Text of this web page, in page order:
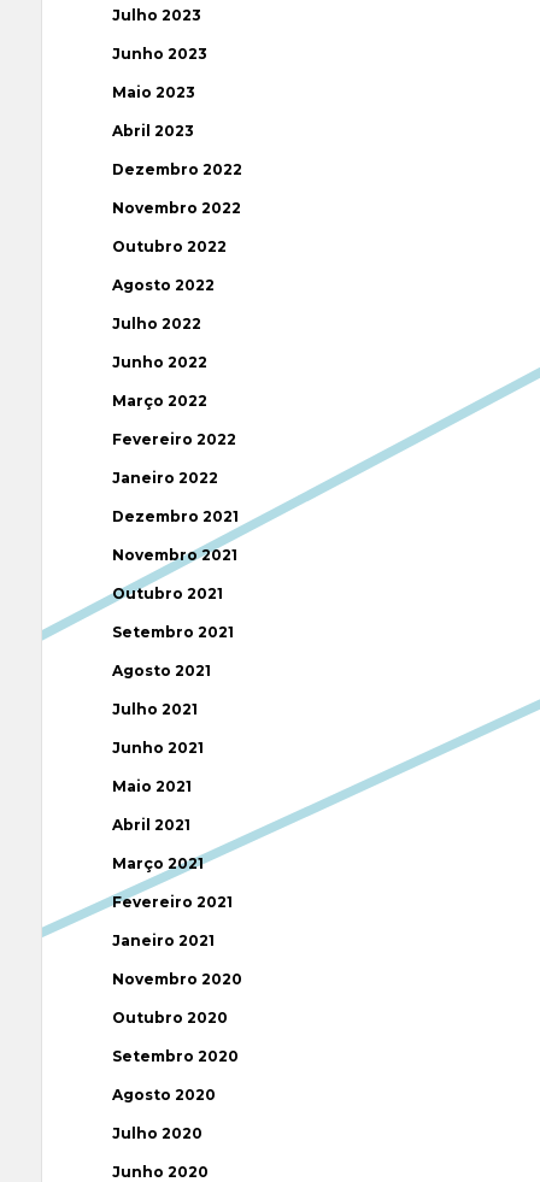
Julho 2023
Junho 2023
Maio 2023
Abril 2023
Dezembro 2022
Novembro 2022
Outubro 2022
Agosto 2022
Julho 2022
Junho 2022
Março 2022
Fevereiro 2022
Janeiro 2022
Dezembro 2021
Novembro 2021
Outubro 2021
Setembro 2021
Agosto 2021
Julho 2021
Junho 2021
Maio 2021
Abril 2021
Março 2021
Fevereiro 2021
Janeiro 2021
Novembro 2020
Outubro 2020
Setembro 2020
Agosto 2020
Julho 2020
Junho 2020